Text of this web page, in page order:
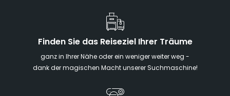
Finden Sie das Reiseziel Ihrer Träume
ganz in Ihrer Nähe oder ein weniger weiter weg -
dank der magischen Macht unserer Suchmaschine!